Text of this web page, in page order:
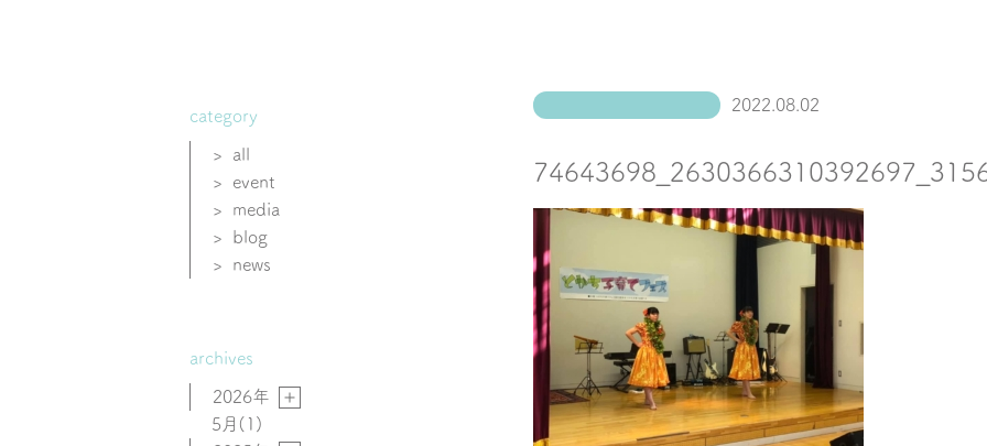
category
>
all
>
event
>
media
>
blog
>
news
archives
2026年
5月 (1)
2022.08.02